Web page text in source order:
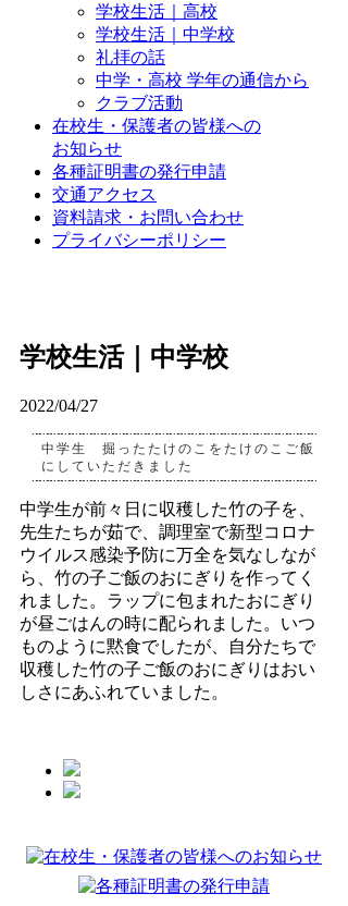
学校生活｜高校
学校生活｜中学校
礼拝の話
中学・高校 学年の通信から
クラブ活動
在校生・保護者の皆様への
お知らせ
各種証明書の発行申請
交通アクセス
資料請求・お問い合わせ
プライバシーポリシー
学校生活｜中学校
2022/04/27
中学生 掘ったたけのこをたけのこご飯
にしていただきました
中学生が前々日に収穫した竹の子を、
先生たちが茹で、調理室で新型コロナ
ウイルス感染予防に万全を気なしなが
ら、竹の子ご飯のおにぎりを作ってく
れました。ラップに包まれたおにぎり
が昼ごはんの時に配られました。いつ
ものように黙食でしたが、自分たちで
収穫した竹の子ご飯のおにぎりはおい
しさにあふれていました。